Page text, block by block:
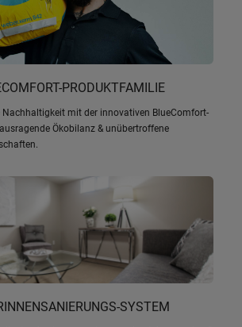
PRODUKTFAMILIE
Nachhaltigkeit mit der innovativen BlueComfort-
Ökobilanz & unübertroffene
SYSTEM